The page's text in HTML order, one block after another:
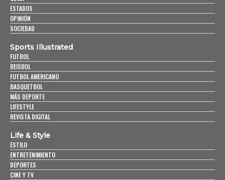
ESTADOS
OPINIÓN
SOCIEDAD
Sports Illustrated
FUTBOL
BEISBOL
FUTBOL AMERICANO
BASQUETBOL
MÁS DEPORTE
LIFESTYLE
REVISTA DIGITAL
Life & Style
ESTILO
ENTRETENIMIENTO
DEPORTES
CINE Y TV